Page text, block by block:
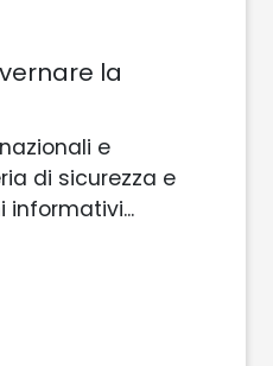
la
e
di sicurezza e
informativi...